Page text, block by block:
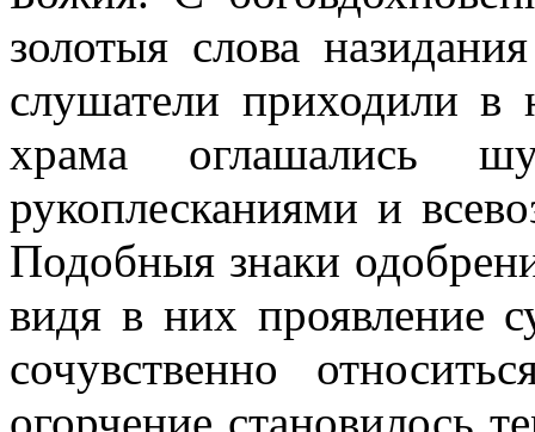
золотыя слова
слушатели приходили в
храма оглашались
рукоплесканиями и
Подобныя знаки
видя в них проявление
сочувственно
огорчение становилось